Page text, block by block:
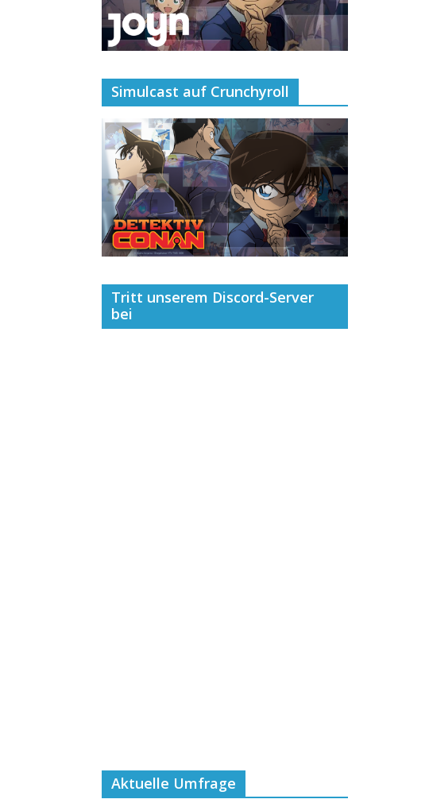
Simulcast auf Crunchyroll
Tritt unserem Discord-Server
bei
Aktuelle Umfrage